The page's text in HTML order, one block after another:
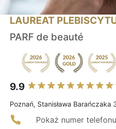
LAUREAT
PARF de beauté
9.9
Poznań, Stanisława Barańczaka
Pokaż numer telefonu